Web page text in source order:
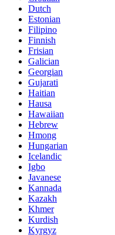
Dutch
Estonian
Filipino
Finnish
Frisian
Galician
Georgian
Gujarati
Haitian
Hausa
Hawaiian
Hebrew
Hmong
Hungarian
Icelandic
Igbo
Javanese
Kannada
Kazakh
Khmer
Kurdish
Kyrgyz